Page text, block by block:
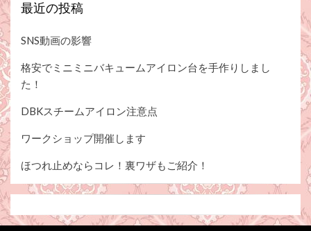
最近の投稿
SNS動画の影響
格安でミニミニバキュームアイロン台を手作りしまし
た！
DBKスチームアイロン注意点
ワークショップ開催します
ほつれ止めならコレ！裏ワザもご紹介！